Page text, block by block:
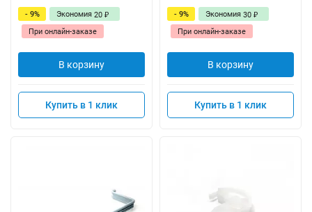
- 9% Экономия 20 ₽
При онлайн-заказе
В корзину
Купить в 1 клик
- 9% Экономия 30 ₽
При онлайн-заказе
В корзину
Купить в 1 клик